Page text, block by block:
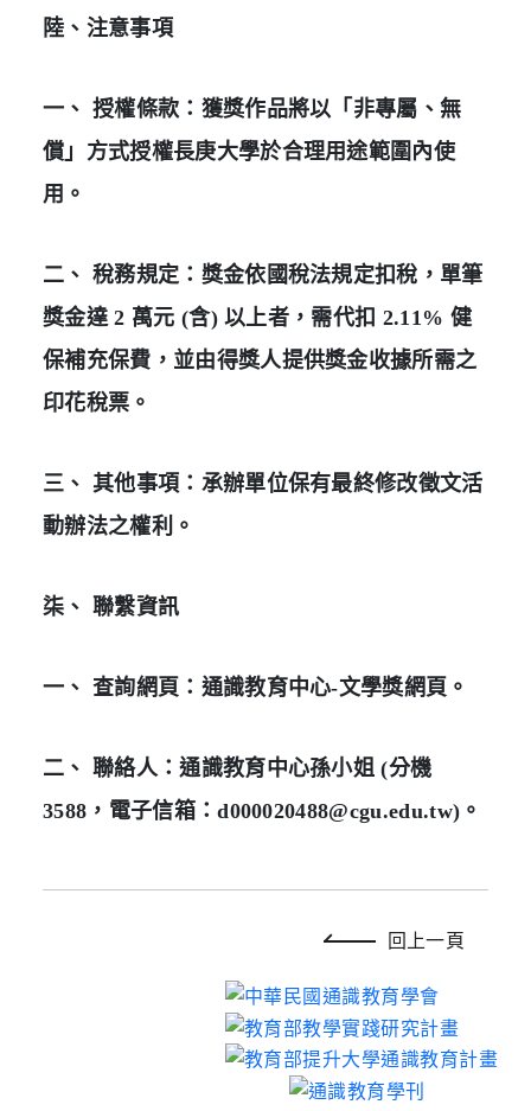
陸、注意事項
一、 授權條款：獲獎作品將以「非專屬、無
償」方式授權長庚大學於合理用途範圍內使
用。
二、 稅務規定：獎金依國稅法規定扣稅，單筆
獎金達 2 萬元 (含) 以上者，需代扣 2.11% 健
保補充保費，並由得獎人提供獎金收據所需之
印花稅票。
三、 其他事項：承辦單位保有最終修改徵文活
動辦法之權利。
柒、 聯繫資訊
一、 查詢網頁：通識教育中心-文學獎網頁。
二、 聯絡人：通識教育中心孫小姐 (分機
3588，電子信箱：d000020488@cgu.edu.tw)。
回上一頁